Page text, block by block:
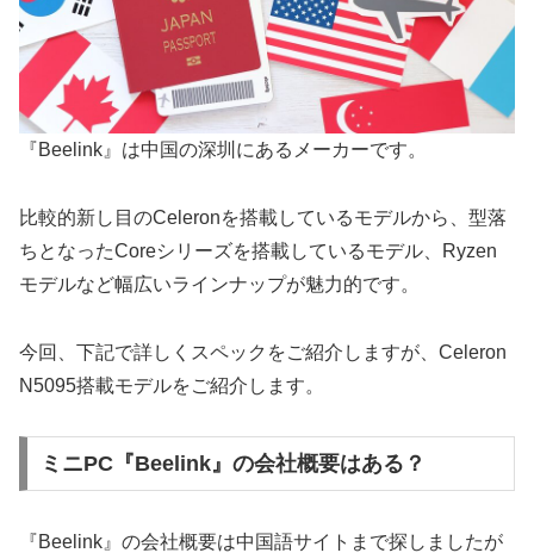
『Beelink』は中国の深圳にあるメーカーです。
比較的新し目のCeleronを搭載しているモデルから、型落
ちとなったCoreシリーズを搭載しているモデル、Ryzen
モデルなど幅広いラインナップが魅力的です。
今回、下記で詳しくスペックをご紹介しますが、Celeron
N5095搭載モデルをご紹介します。
ミニPC『Beelink』の会社概要はある？
『Beelink』の会社概要は中国語サイトまで探しましたが